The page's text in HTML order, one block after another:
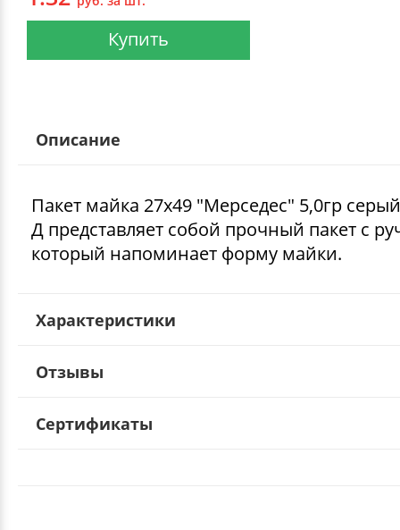
Купить
Описание
Пакет майка 27х49 "Мерседес" 5,0гр
Д представляет собой прочный пакет с
который напоминает форму майки.
Характеристики
Отзывы
Сертификаты